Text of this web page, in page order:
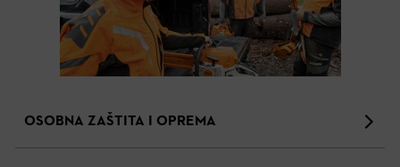
OSOBNA ZAŠTITA I OPREMA